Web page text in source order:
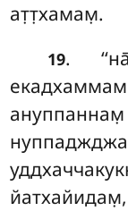
ат̣т̣хамам̣.
19.